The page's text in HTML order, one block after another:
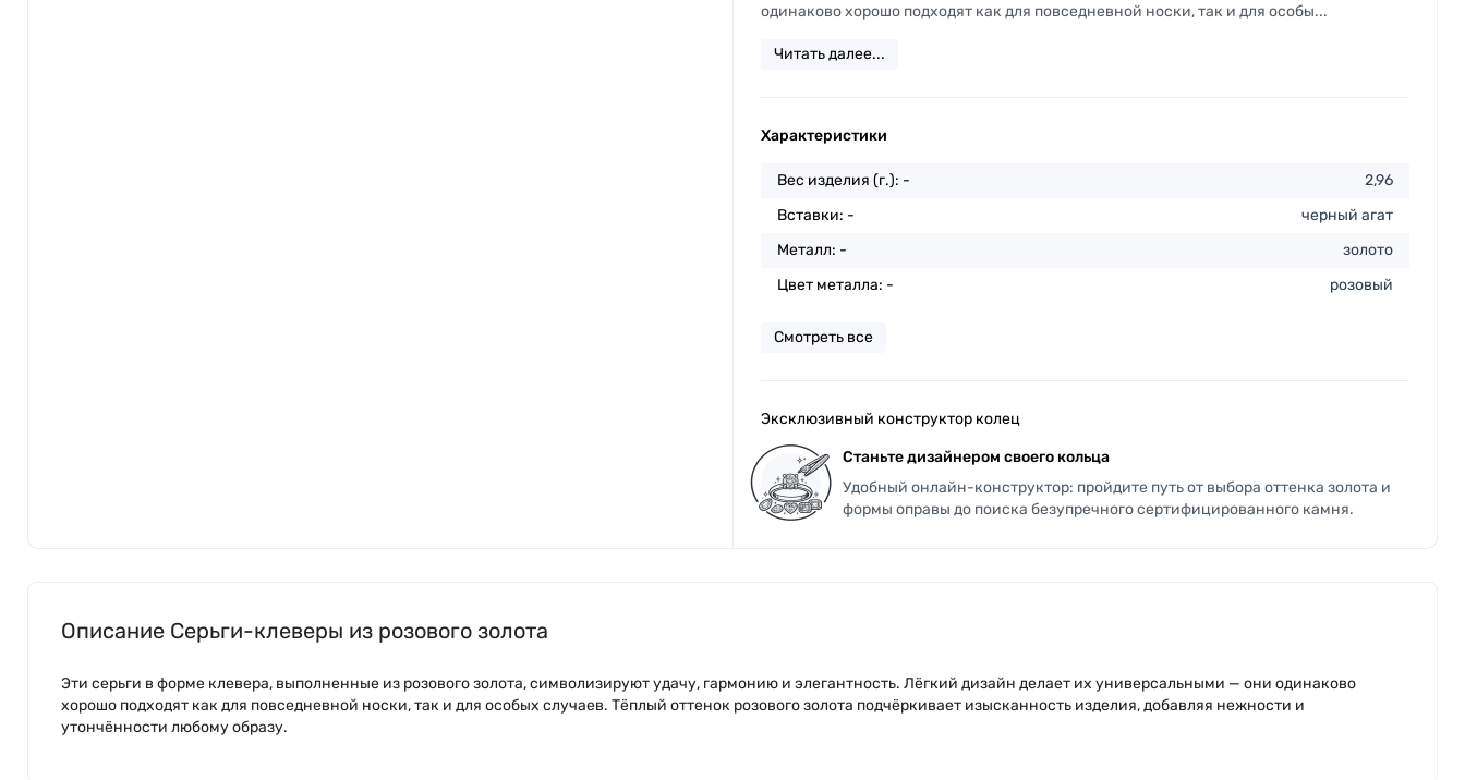
одинаково хорошо подходят как для повседневной носки, так и для особы...
Читать далее...
Характеристики
Вес изделия (г.): -
2,96
Вставки: -
черный агат
Металл: -
золото
Цвет металла: -
розовый
Смотреть все
Эксклюзивный конструктор колец
Станьте дизайнером своего кольца
Удобный онлайн-конструктор: пройдите путь от выбора оттенка золота и
формы оправы до поиска безупречного сертифицированного камня.
Описание Серьги-клеверы из розового золота
Эти серьги в форме клевера, выполненные из розового золота, символизируют удачу, гармонию и элегантность. Лёгкий дизайн делает их универсальными — они одинаково
хорошо подходят как для повседневной носки, так и для особых случаев. Тёплый оттенок розового золота подчёркивает изысканность изделия, добавляя нежности и
утончённости любому образу.